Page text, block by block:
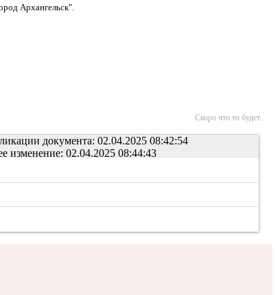
Архангельск".
Скоро что то будет...
документа: 02.04.2025 08:42:54
изменение: 02.04.2025 08:44:43